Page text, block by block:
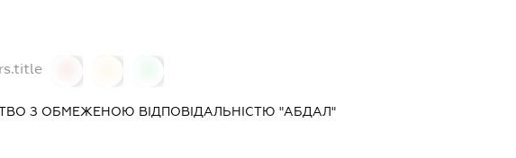
З ОБМЕЖЕНОЮ ВІДПОВІДАЛЬНІСТЮ "АБДАЛ"